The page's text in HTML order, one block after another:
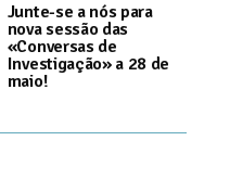
Junte-se a nós para
nova sessão das
«Conversas de
Investigação» a 28 de
maio!